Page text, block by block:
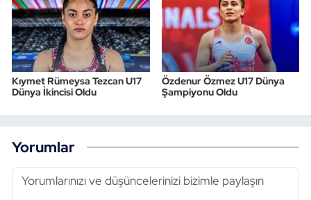
Kıymet Rümeysa Tezcan U17
Dünya İkincisi Oldu
Özdenur Özmez U17 Dünya
Şampiyonu Oldu
Yorumlar